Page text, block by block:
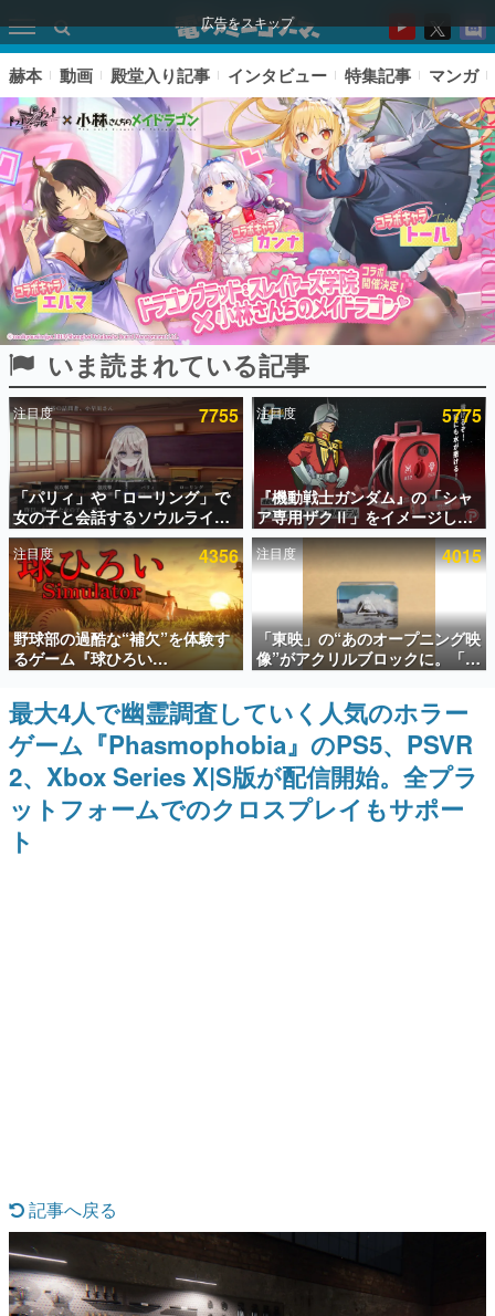
広告をスキップ
ピックアップ
電ファミのいま読まれている記事ランキング
アプリセール情報
インタビュー
連載・特集一覧
殿堂入り記事
SNS拡散数が数千以上！ ページビュー数万以上！ などな
ど。多くの人々に読まれた、電ファミ渾身の“殿堂入り”記
事をまとめました。
ゲームの企画書
名作ゲームクリエイターの方々に製作時のエピソードをお
聞きし、ヒットする企画（ゲーム）とは何か？を探ってい
赫本
この物語を解いてはいけない。『赫本』は、〈試験問題〉
なんでゲームは面白い？
ゲーム開発者・hamatsu氏がゲームの魅力を画面や操作の
具体的な形から解き明かしていく、硬派で骨太な評論連載
です。
赫本 動画 殿堂入り記事 インタビュー 特集記事 マンガ
いま読まれている記事
注目度 7755
「パリィ」や「ローリング」で
女の子と会話するソウルライク
恋愛ゲーム『小早川さんはソウ
ルライク』無料公開。返事に失
敗すると「YOU DIED」
注目度 5775
『機動戦士ガンダム』の「シャ
ア専用ザクⅡ」をイメージした
散水ホースリールが予約開始。
本体にはシャアのパーソナルマ
ークやジオン公国軍のエンブレ
ム、型式番号などを配置
注目度 4356
野球部の過酷な“補欠”を体験す
るゲーム『球ひろい
Simulator』が「1件」のウィッ
シュリストをもとにチェコ語に
対応しSNSで話題に。『キング
ダム・カム』開発元やチェコの
プロ野球選手から称賛の声
注目度 4015
「東映」の“あのオープニング映
像”がアクリルブロックに。「東
映ヒストリカル グッズコレクシ
ョン」が8月下旬より発売
最大4人で幽霊調査していく人気のホラー
ゲーム『Phasmophobia』のPS5、PSVR
2、Xbox Series X|S版が配信開始。全プラ
ットフォームでのクロスプレイもサポー
ト
記事へ戻る